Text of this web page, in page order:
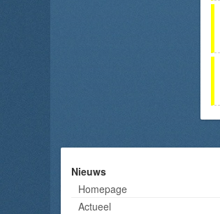
Nieuws
Homepage
Actueel